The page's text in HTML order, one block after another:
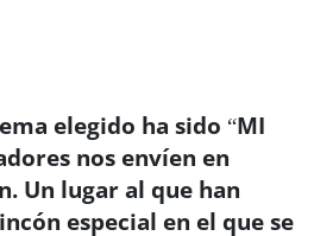
elegido ha sido “MI
nos envíen en
Un lugar al que han
especial en el que se